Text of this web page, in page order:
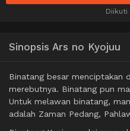
Diikuti
Sinopsis Ars no Kyojuu
Binatang besar menciptakan
merebutnya. Binatang pun
Untuk melawan binatang,
adalah Zaman Pedang,